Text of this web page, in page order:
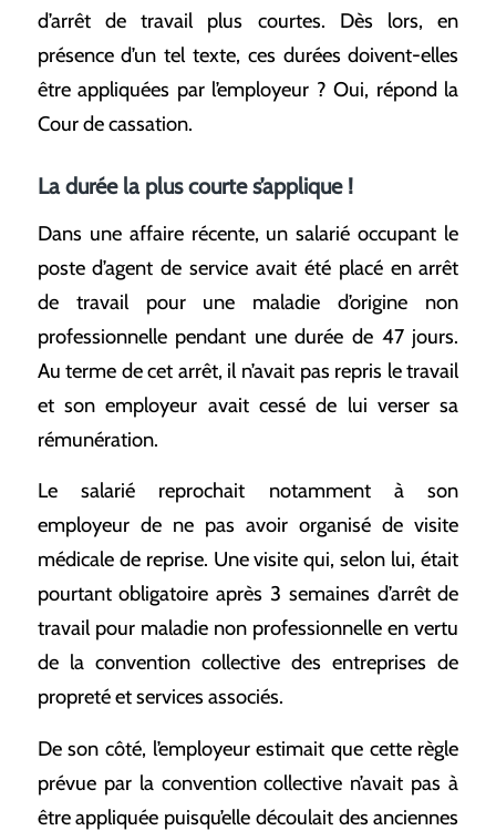
d’arrêt de travail plus courtes. Dès lors, en
présence d’un tel texte, ces durées doivent-elles
être appliquées par l’employeur ? Oui, répond la
Cour de cassation.
La durée la plus courte s’applique !
Dans une affaire récente, un salarié occupant le
poste d’agent de service avait été placé en arrêt
de travail pour une maladie d’origine non
professionnelle pendant une durée de 47 jours.
Au terme de cet arrêt, il n’avait pas repris le travail
et son employeur avait cessé de lui verser sa
rémunération.
Le salarié reprochait notamment à son
employeur de ne pas avoir organisé de visite
médicale de reprise. Une visite qui, selon lui, était
pourtant obligatoire après 3 semaines d’arrêt de
travail pour maladie non professionnelle en vertu
de la convention collective des entreprises de
propreté et services associés.
De son côté, l’employeur estimait que cette règle
prévue par la convention collective n’avait pas à
être appliquée puisqu’elle découlait des anciennes